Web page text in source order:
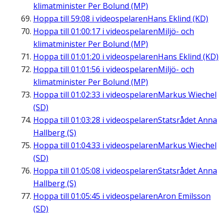
klimatminister Per Bolund (MP)
Hoppa till 59:08 i videospelarenHans Eklind (KD)
Hoppa till 01:00:17 i videospelarenMiljö- och
klimatminister Per Bolund (MP)
Hoppa till 01:01:20 i videospelarenHans Eklind (KD)
Hoppa till 01:01:56 i videospelarenMiljö- och
klimatminister Per Bolund (MP)
Hoppa till 01:02:33 i videospelarenMarkus Wiechel
(SD)
Hoppa till 01:03:28 i videospelarenStatsrådet Anna
Hallberg (S)
Hoppa till 01:04:33 i videospelarenMarkus Wiechel
(SD)
Hoppa till 01:05:08 i videospelarenStatsrådet Anna
Hallberg (S)
Hoppa till 01:05:45 i videospelarenAron Emilsson
(SD)